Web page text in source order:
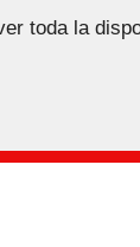
toda la